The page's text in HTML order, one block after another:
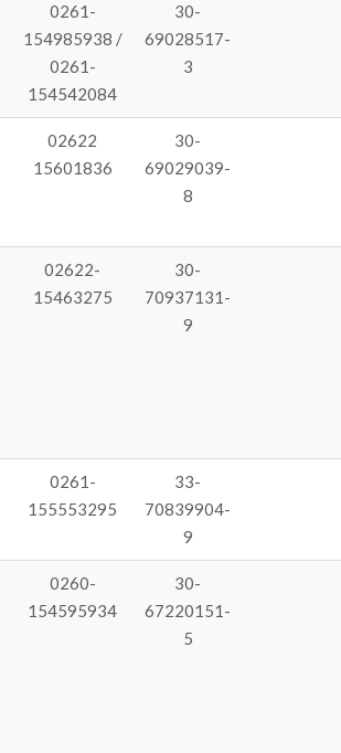
0261-
154985938 /
0261-
154542084
30-
69028517-
3
02622
15601836
30-
69029039-
8
02622-
15463275
30-
70937131-
9
0261-
155553295
33-
70839904-
9
0260-
154595934
30-
67220151-
5